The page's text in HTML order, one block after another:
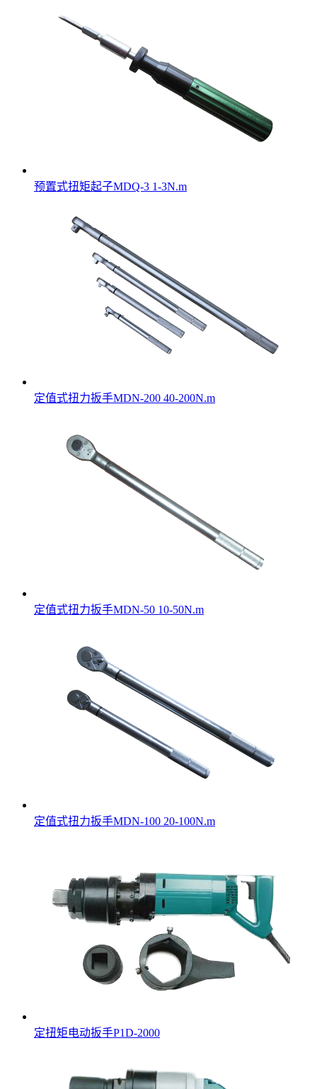
预置式扭矩起子MDQ-3 1-3N.m
定值式扭力扳手MDN-200 40-200N.m
定值式扭力扳手MDN-50 10-50N.m
定值式扭力扳手MDN-100 20-100N.m
定扭矩电动扳手P1D-2000